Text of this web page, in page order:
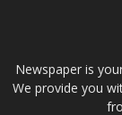
Newspaper is
We provide you